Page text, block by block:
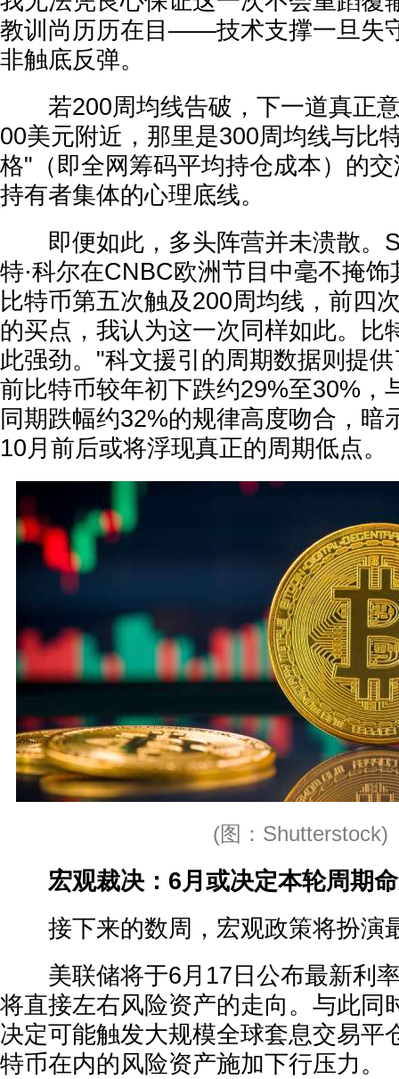
教训尚历历在目——技术支撑一旦失
非触底反弹。
若200周均线告破，下一道真正意
00美元附近，那里是300周均线与比
格"（即全网筹码平均持仓成本）的
持有者集体的心理底线。
即便如此，多头阵营并未溃散。
特·科尔在CNBC欧洲节目中毫不掩
比特币第五次触及200周均线，前四
的买点，我认为这一次同样如此。比
此强劲。"科文援引的周期数据则提
前比特币较年初下跌约29%至30%，
同期跌幅约32%的规律高度吻合，暗
10月前后或将浮现真正的周期低点。
(图：Shutterstock)
宏观裁决：6月或决定本轮周期
接下来的数周，宏观政策将扮演
美联储将于6月17日公布最新利率
将直接左右风险资产的走向。与此同
决定可能触发大规模全球套息交易平
特币在内的风险资产施加下行压力。